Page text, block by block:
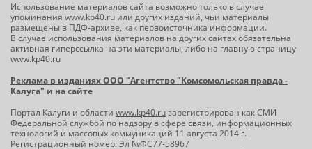
Использование материалов сайта возможно только в случае
упоминания www.kp40.ru или других изданий, чьи материалы
размещены в ПДФ-архиве, как первоисточника информации.
В случае использования материалов на других сайтах обязательна
активная гиперссылка на эти материалы, либо на главную страницу
www.kp40.ru
Реклама в изданиях ООО "Агентство "Комсомольская правда -
Калуга" и на сайте
Портал Калуги и области www.kp40.ruзарегистрирован как СМИ
Федеральной службой по надзору в сфере связи, информационных
технологий и массовых коммуникаций 11 августа 2014 г.
Регистрационный номер: Эл №ФС77-58967